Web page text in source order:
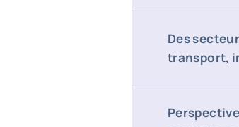
Des
transport,